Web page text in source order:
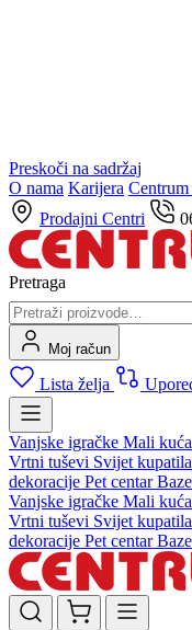
Preskoči na sadržaj
O nama Karijera Centrum
Prodajni Centri
Pretraga
Moj račun
Lista želja
Vanjske igračke Mali
Vrtni tuševi Svijet kupatila
dekoracije Pet centar
Vanjske igračke Mali
Vrtni tuševi Svijet kupatila
dekoracije Pet centar